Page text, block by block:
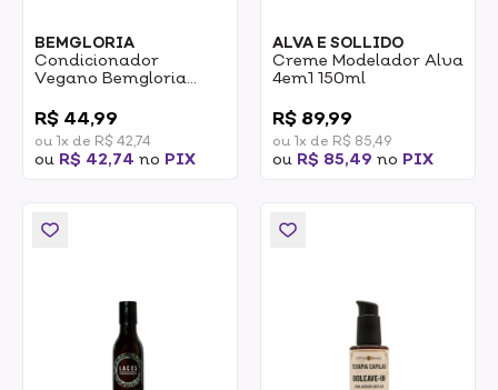
BEMGLORIA
Condicionador
Vegano Bemgloria
R$ 44,99
ou 1x de R$ 42,74
ou R$ 42,74 no PIX
ALVA E SOLLIDO
Creme Modelador Alva
4em1 150ml
R$ 89,99
ou 1x de R$ 85,49
ou R$ 85,49 no PIX